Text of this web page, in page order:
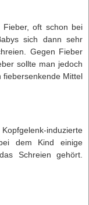
Fieber, oft schon bei
sich dann sehr
Gegen Fieber
sollte man jedoch
fiebersenkende Mittel
induzierte
dem Kind einige
Schreien gehört.